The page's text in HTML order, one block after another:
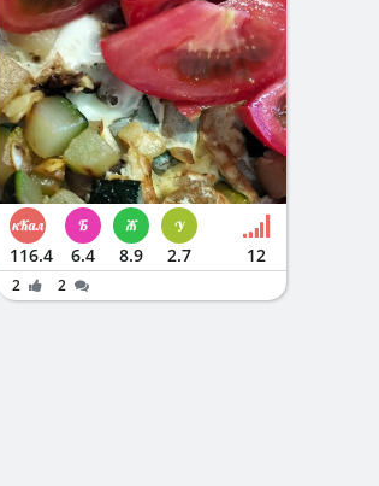
116.4 6.4 8.9 2.7 12
2 2